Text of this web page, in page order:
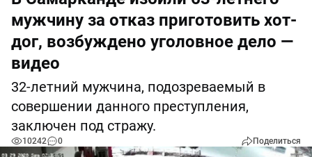
мужчину за отказ приготовить хот-
дог, возбуждено уголовное дело —
видео
32-летний мужчина, подозреваемый в
совершении данного преступления,
заключен под стражу.
10242 0 Поделиться